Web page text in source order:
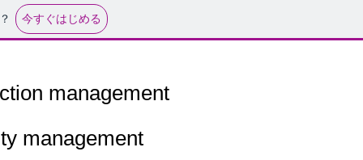
今すぐはじめる
management
management